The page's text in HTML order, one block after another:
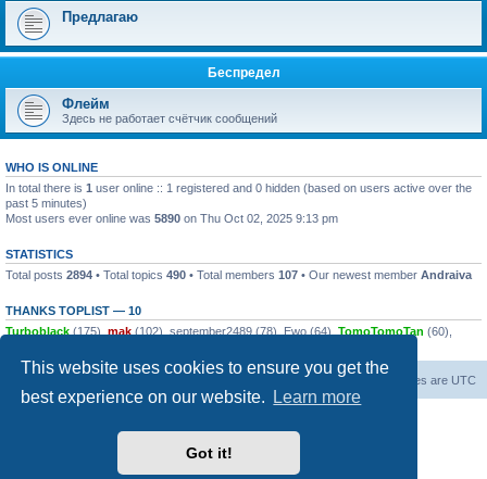
This website uses cookies to ensure you get the
best experience on our website.
Learn more
Got it!
Предлагаю
Беспредел
Флейм
Здесь не работает счётчик сообщений
WHO IS ONLINE
In total there is 1 user online :: 1 registered and 0 hidden (based on users active over the
past 5 minutes)
Most users ever online was 5890 on Thu Oct 02, 2025 9:13 pm
STATISTICS
Total posts 2894 • Total topics 490 • Total members 107 • Our newest member Andraiva
THANKS TOPLIST — 10
Turboblack (175), mak (102), september2489 (78), Ewo (64), TomoTomoTan (60),
All times are UTC
Contact us
· All rights reserved